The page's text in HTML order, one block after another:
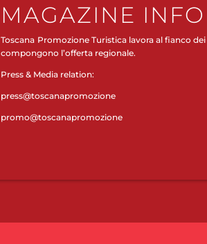
MAGAZINE INFO
Toscana Promozione Turistica lavora al fianco
compongono l’offerta regionale.
Press & Media relation:
press@toscanapromozione
promo@toscanapromozione